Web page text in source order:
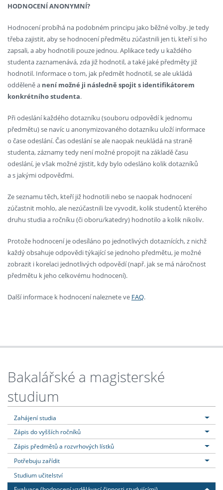
HODNOCENÍ ANONYMNÍ?
Hodnocení probíhá na podobném principu jako běžné volby. Je tedy
třeba zajistit, aby se hodnocení předmětu zúčastnili jen ti, kteří si ho
zapsali, a aby hodnotili pouze jednou. Aplikace tedy u každého
studenta zaznamenává, zda již hodnotil, a také jaké předměty již
hodnotil. Informace o tom, jak předmět hodnotil, se ale ukládá
odděleně a není možné ji následně spojit s identifikátorem
konkrétního studenta.
Při odeslání každého dotazníku (souboru odpovědí k jednomu
předmětu) se navíc u anonymizovaného dotazníku uloží informace
o čase odeslání. Čas odeslání se ale naopak neukládá na straně
studenta, záznamy tedy není možné propojit na základě času
odeslání, je však možné zjistit, kdy bylo odesláno kolik dotazníků
a s jakými odpověďmi.
Ze seznamu těch, kteří již hodnotili nebo se naopak hodnocení
zúčastnit mohlo, ale nezúčastnili lze vyvodit, kolik studentů kterého
druhu studia a ročníku (či oboru/katedry) hodnotilo a kolik nikoliv.
Protože hodnocení je odesíláno po jednotlivých dotaznících, z nichž
každý obsahuje odpovědi týkající se jednoho předmětu, je možné
zobrazit i korelaci jednotlivých odpovědí (např. jak se má náročnost
předmětu k jeho celkovému hodnocení).
Další informace k hodnocení naleznete ve FAQ.
Bakalářské a magisterské
studium
Zahájení studia
Zápis do vyšších ročníků
Zápis předmětů a rozvrhových lístků
Potřebuju zařídit
Studium učitelství